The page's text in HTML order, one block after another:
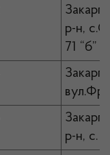
р-н,
71 “б”
р-н,